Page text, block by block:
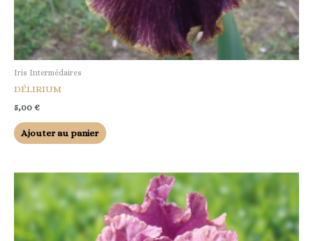
Iris Intermédaires
DÉLIRIUM
5,00 €
Ajouter au panier